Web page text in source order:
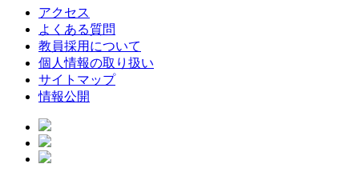
アクセス
よくある質問
教員採用について
個人情報の取り扱い
サイトマップ
情報公開